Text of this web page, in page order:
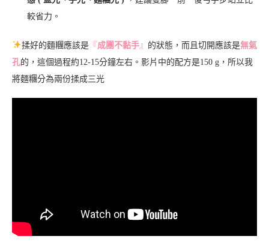
較省力。
揉好的麵糰應該是『成團不黏手』 的狀態，而且切開應該是無氣
孔的，這個過程約12-15分鐘左右。影片中的配方是150 g，所以我
將麵糰分為兩份揉成三光